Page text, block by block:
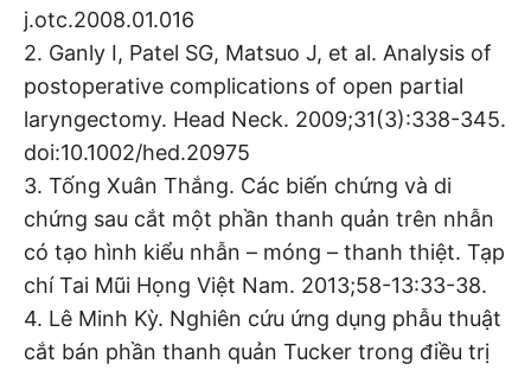
j.otc.2008.01.016
2. Ganly I, Patel SG, Matsuo J, et al. Analysis of
postoperative complications of open partial
laryngectomy. Head Neck. 2009;31(3):338-345.
doi:10.1002/hed.20975
3. Tống Xuân Thắng. Các biến chứng và di
chứng sau cắt một phần thanh quản trên nhẫn
có tạo hình kiểu nhẫn – móng – thanh thiệt. Tạp
chí Tai Mũi Họng Việt Nam. 2013;58-13:33-38.
4. Lê Minh Kỳ. Nghiên cứu ứng dụng phẫu thuật
cắt bán phần thanh quản Tucker trong điều trị